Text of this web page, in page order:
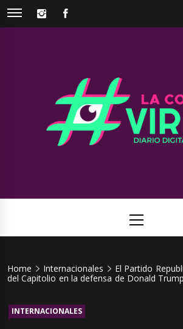
Skip
INSTAGRAM
Menu
Home Internacionales
El Partido
del Capitolio en la defensa de Donald Trump
INTERNACIONALES